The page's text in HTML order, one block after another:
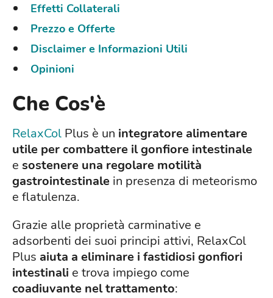
Effetti Collaterali
Prezzo e Offerte
Disclaimer e Informazioni Utili
Opinioni
Che Cos'è
RelaxCol Plus è un integratore alimentare
utile per combattere il gonfiore intestinale
e sostenere una regolare motilità
gastrointestinale in presenza di meteorismo
e flatulenza.
Grazie alle proprietà carminative e
adsorbenti dei suoi principi attivi, RelaxCol
Plus aiuta a eliminare i fastidiosi gonfiori
intestinali e trova impiego come
coadiuvante nel trattamento: